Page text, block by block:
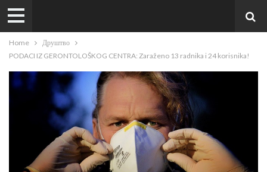
Home
Друштво
PODACI IZ GERONTOLOŠKOG CENTRA: Zaraženo 13 radnika i 24 korisnika!